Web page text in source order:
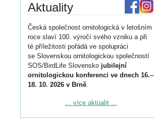
Aktuality
Česká společnost ornitologická v letošním
roce slaví 100. výročí svého vzniku a při
té příležitosti pořádá ve spolupráci
se Slovenskou ornitologickou společností
SOS/BirdLife Slovensko jubilejní
ornitologickou konferenci ve dnech 16.–
18. 10. 2026 v Brně.
Podrobnější informace ke konferenci
... více aktualit ...